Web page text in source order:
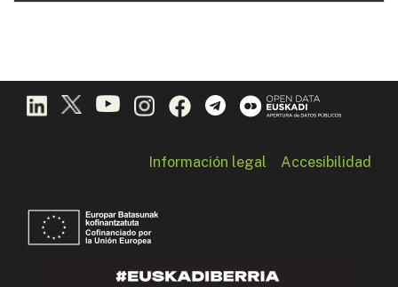
Información legal Accesibilidad